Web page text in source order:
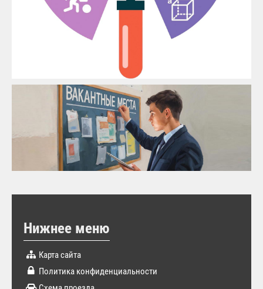
Нижнее меню
Карта сайта
Политика конфиденциальности